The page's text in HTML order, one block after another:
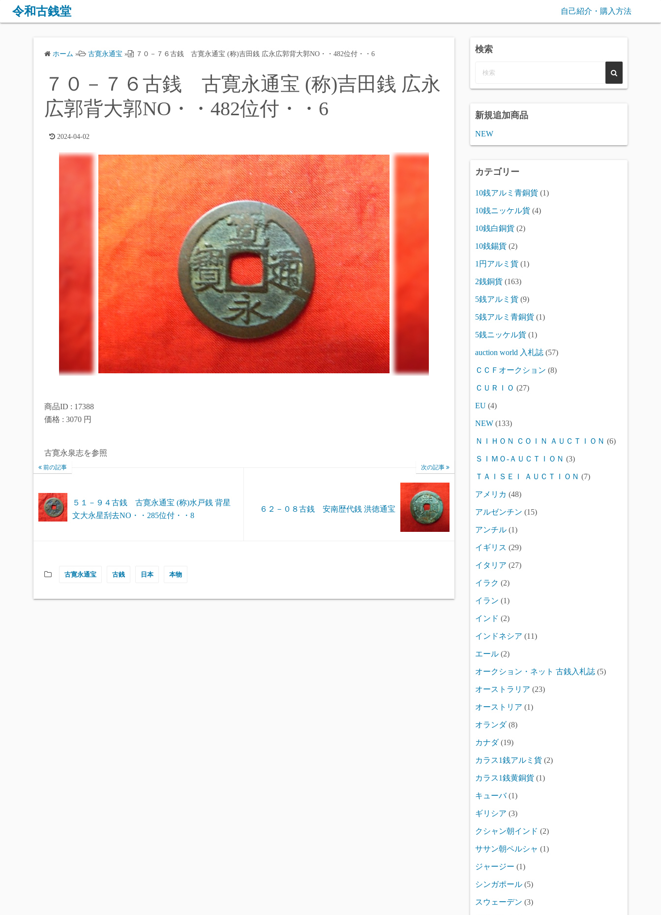
令和古銭堂 自己紹介・購入方法
ホーム » 古寛永通宝 » ７０－７６古銭 古寛永通宝 (称)吉田銭 広永広郭背大郭NO・・482位付・・6
７０－７６古銭 古寛永通宝 (称)吉田銭 広永
広郭背大郭NO・・482位付・・6
2024-04-02
商品ID : 17388
価格 : 3070 円
古寛永泉志を参照
前の記事
５１－９４古銭 古寛永通宝 (称)水戸銭 背星
文大永星刮去NO・・285位付・・8
次の記事
６２－０８古銭 安南歴代銭 洪徳通宝
古寛永通宝 古銭 日本 本物
検索
新規追加商品
NEW
カテゴリー
10銭アルミ青銅貨 (1)
10銭ニッケル貨 (4)
10銭白銅貨 (2)
10銭錫貨 (2)
1円アルミ貨 (1)
2銭銅貨 (163)
5銭アルミ貨 (9)
5銭アルミ青銅貨 (1)
5銭ニッケル貨 (1)
auction world 入札誌 (57)
ＣＣＦオークション (8)
ＣＵＲＩＯ (27)
EU (4)
NEW (133)
ＮＩＨＯＮ ＣＯＩＮ ＡＵＣＴＩＯＮ (6)
ＳＩＭＯ-ＡＵＣＴＩＯＮ (3)
ＴＡＩＳＥＩ ＡＵＣＴＩＯＮ (7)
アメリカ (48)
アルゼンチン (15)
アンチル (1)
イギリス (29)
イタリア (27)
イラク (2)
イラン (1)
インド (2)
インドネシア (11)
エール (2)
オークション・ネット 古銭入札誌 (5)
オーストラリア (23)
オーストリア (1)
オランダ(8)
カナダ(19)
カラス1銭アルミ貨 (2)
カラス1銭黄銅貨 (1)
キューバ(1)
ギリシア (3)
クシャン朝インド (2)
ササン朝ペルシャ (1)
ジャージー (1)
シンガポール (5)
スウェーデン (3)